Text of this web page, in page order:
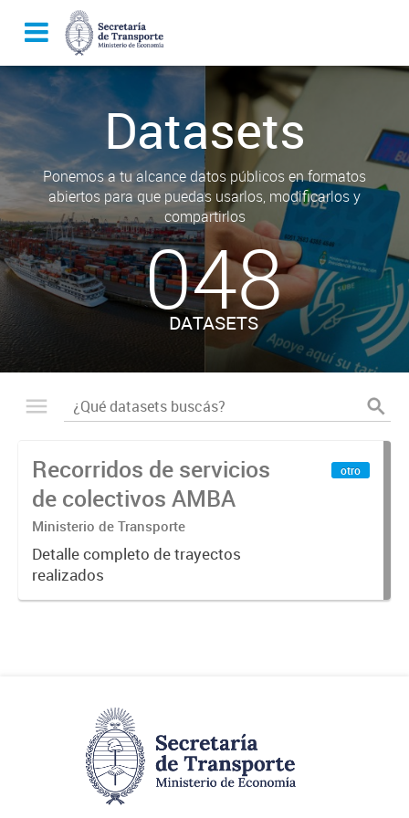
Datasets
Ponemos a tu alcance datos públicos en formatos
abiertos para que puedas usarlos, modificarlos y
compartirlos
048
DATASETS
Recorridos de servicios
de colectivos AMBA
Ministerio de Transporte
Detalle completo de trayectos
realizados
otro